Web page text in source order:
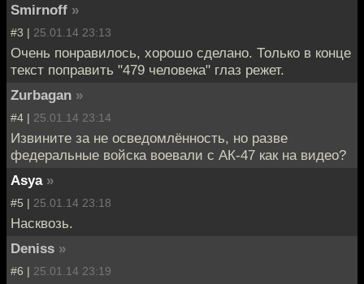
Smirnoff »
#3 | 25.01.14 23:13
Очень понравилось, хорошо сделано. Только в конце
текст поправить "479 человека" глаз режет.
Zurbagan »
#4 | 25.01.14 23:14
Извините за не осведомлённость, но разве
федеральные войска воевали с АК-47 как на видео?
Asya »
#5 | 25.01.14 23:18
Насквозь.
Deniss »
#6 | 25.01.14 23:19